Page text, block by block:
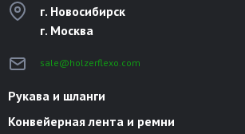
г. Новосибирск
г. Москва
sale@holzerflexo.com
Рукава и шланги
Конвейерная лента и ремни